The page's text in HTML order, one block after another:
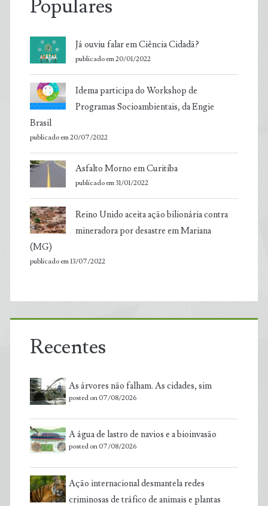
Populares
Já ouviu falar em Ciência Cidadã?
publicado em 20/01/2022
Idema participa do Workshop de
Programas Socioambientais, da Engie
Brasil
publicado em 20/07/2022
Asfalto Morno em Curitiba
publicado em 31/01/2022
Reino Unido aceita ação bilionária contra
mineradora por desastre em Mariana
(MG)
publicado em 13/07/2022
Recentes
As árvores não falham. As cidades, sim
posted on 07/08/2026
A água de lastro de navios e a bioinvasão
posted on 07/08/2026
Ação internacional desmantela redes
criminosas de tráfico de animais e plantas